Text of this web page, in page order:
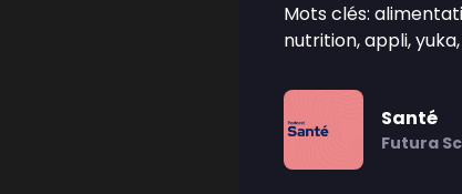
Mots clés:
nutrition, appli,
Santé
Futura